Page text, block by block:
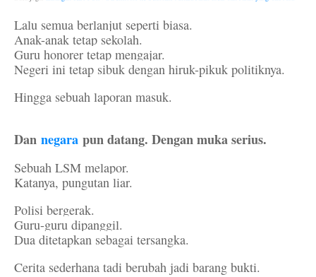
Lalu semua berlanjut seperti biasa.
Anak-anak tetap sekolah.
Guru honorer tetap mengajar.
Negeri ini tetap sibuk dengan hiruk-pikuk politiknya.
Hingga sebuah laporan masuk.
Dan negara pun datang. Dengan muka serius.
Sebuah LSM melapor.
Katanya, pungutan liar.
Polisi bergerak.
Guru-guru dipanggil.
Dua ditetapkan sebagai tersangka.
Cerita sederhana tadi berubah jadi barang bukti.